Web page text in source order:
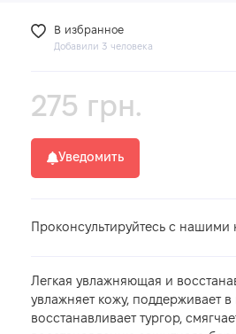
В избранное
Добавили 3 человека
Легкая увлажняющая и
увлажняет кожу, поддерживает
восстанавливает тургор,
275 грн.
Уведомить
Проконсультируйтесь с нашими